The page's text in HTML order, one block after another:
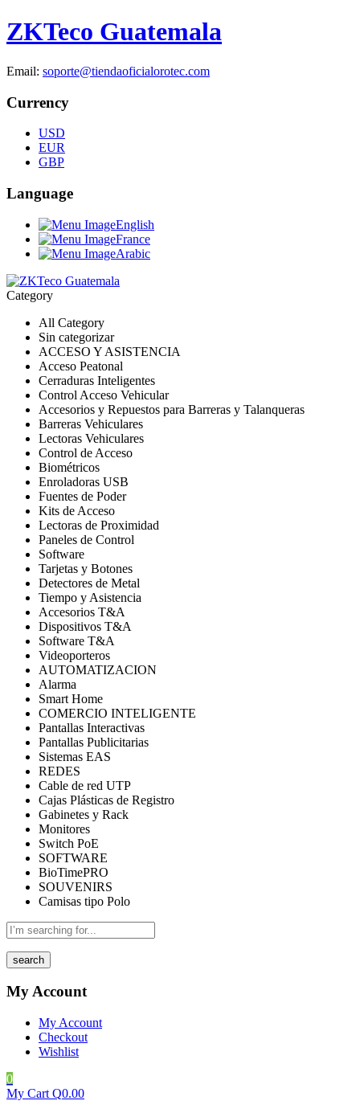
ZKTeco Guatemala
Email: soporte@tiendaoficialorotec.com
Currency
USD
EUR
GBP
Language
English
France
Arabic
Category
All Category
Sin categorizar
ACCESO Y ASISTENCIA
Acceso Peatonal
Cerraduras Inteligentes
Control Acceso Vehicular
Accesorios y Repuestos para Barreras y Talanqueras
Barreras Vehiculares
Lectoras Vehiculares
Control de Acceso
Biométricos
Enroladoras USB
Fuentes de Poder
Kits de Acceso
Lectoras de Proximidad
Paneles de Control
Software
Tarjetas y Botones
Detectores de Metal
Tiempo y Asistencia
Accesorios T&A
Dispositivos T&A
Software T&A
Videoporteros
AUTOMATIZACION
Alarma
Smart Home
COMERCIO INTELIGENTE
Pantallas Interactivas
Pantallas Publicitarias
Sistemas EAS
REDES
Cable de red UTP
Cajas Plásticas de Registro
Gabinetes y Rack
Monitores
Switch PoE
SOFTWARE
BioTimePRO
SOUVENIRS
Camisas tipo Polo
search
My Account
My Account
Checkout
Wishlist
0
My Cart Q0.00